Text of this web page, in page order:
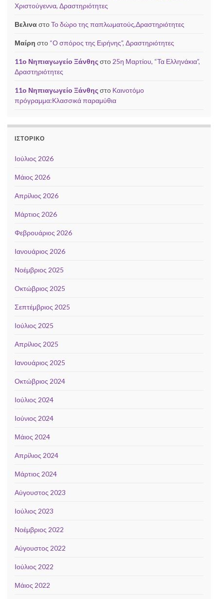
Χριστούγεννα, Δραστηριότητες
ΒελιναστοΤο δώρο της παπλωματούς,Δραστηριότητες
Μαίρη στο “Ο σπόρος της Ειρήνης”, Δραστηριότητες
11ο Νηπιαγωγείο Ξάνθηςστο 25η Μαρτίου, “Τα Ελληνάκια”,
Δραστηριότητες
11ο Νηπιαγωγείο Ξάνθηςστο Καινοτόμο
πρόγραμμα:Κλασσικά παραμύθια
ΙΣΤΟΡΙΚΌ
Ιούλιος 2026
Μάιος 2026
Απρίλιος 2026
Μάρτιος 2026
Φεβρουάριος 2026
Ιανουάριος 2026
Νοέμβριος 2025
Οκτώβριος 2025
Σεπτέμβριος 2025
Ιούλιος 2025
Απρίλιος 2025
Ιανουάριος 2025
Οκτώβριος 2024
Ιούλιος 2024
Ιούνιος 2024
Μάιος 2024
Απρίλιος 2024
Μάρτιος 2024
Αύγουστος 2023
Ιούλιος 2023
Νοέμβριος 2022
Αύγουστος 2022
Ιούλιος 2022
Μάιος 2022